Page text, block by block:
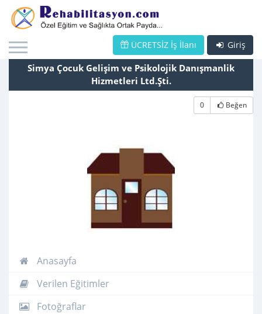
Giriş
ÜCRETSİZ İş İlanı
Simya Çocuk Gelişim ve Psikolojik Danışmanlik
Hizmetleri Ltd.Şti.
0 Beğen
Anasayfa
Verilen Eğitimler
Fotoğraflar